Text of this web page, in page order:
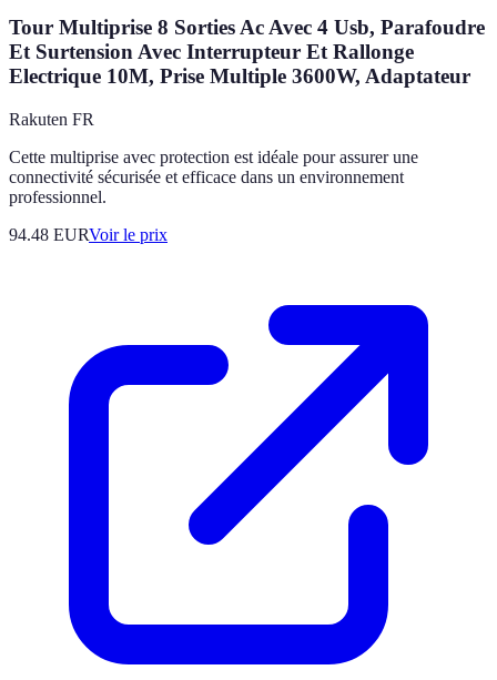
Tour Multiprise 8 Sorties Ac Avec 4 Usb, Parafoudre
Et Surtension Avec Interrupteur Et Rallonge
Electrique 10M, Prise Multiple 3600W, Adaptateur
Rakuten FR
Cette multiprise avec protection est idéale pour assurer une
connectivité sécurisée et efficace dans un environnement
professionnel.
94.48 EURVoir le prix